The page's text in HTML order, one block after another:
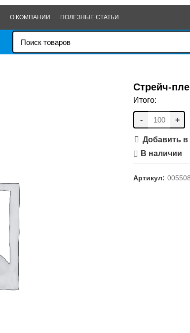
О КОМПАНИИ ПОЛЕЗНЫЕ СТАТЬИ
Стрейч-
Итого:
- +
Добавить в
В наличии
Артикул: 005508